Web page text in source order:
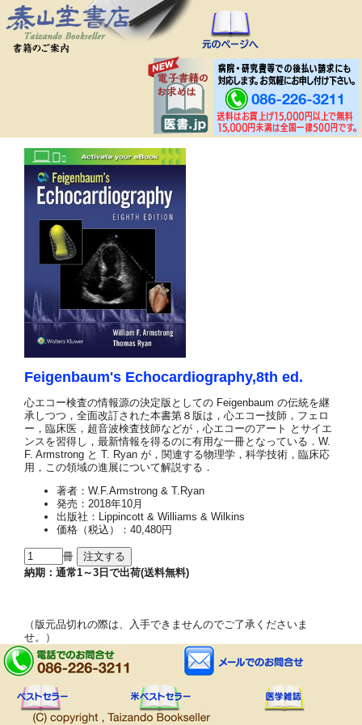
Feigenbaum's Echocardiography,8th ed.
心エコー検査の情報源の決定版としての Feigenbaum の伝統を継
承しつつ，全面改訂された本書第８版は，心エコー技師，フェロ
ー，臨床医，超音波検査技師などが，心エコーのアート とサイエ
ンスを習得し，最新情報を得るのに有用な一冊となっている．W.
F. Armstrong と T. Ryan が，関連する物理学，科学技術，臨床応
用，この領域の進展について解説する．
著者：W.F.Armstrong & T.Ryan
発売：2018年10月
出版社：Lippincott & Williams & Wilkins
価格（税込）：40,480円
冊
納期：通常1～3日で出荷(送料無料)
（版元品切れの際は、入手できませんのでご了承くださいま
せ。）